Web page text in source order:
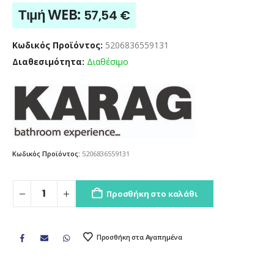
Τιμή WEB: 57,54 €
Κωδικός Προϊόντος: 5206836559131
Διαθεσιμότητα: Διαθέσιμο
Κωδικός Προϊόντος: 5206836559131
Προσθήκη στο καλάθι
Προσθήκη στα Αγαπημένα